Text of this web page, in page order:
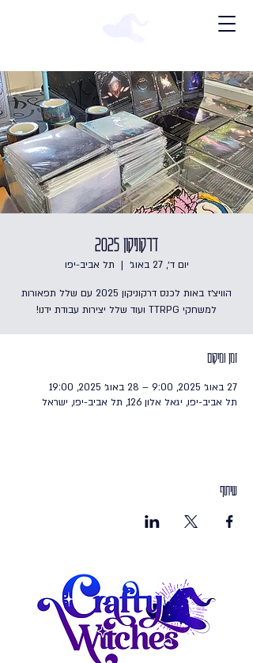
דרקוניקון 2025
יום ד׳, 27 באוג׳
  |
תל אביב-יפו
הוויצ׳ז באות לכנס דרקוניקון 2025 עם שלל תפאורות
למשחקי TTRPG ועוד שלל יצירות עבודת ידנו!
זמן ומיקום
27 באוג׳ 2025, 9:00 – 28 באוג׳ 2025, 19:00
תל אביב-יפו, יגאל אלון 126, תל אביב-יפו, ישראל
שיתוף